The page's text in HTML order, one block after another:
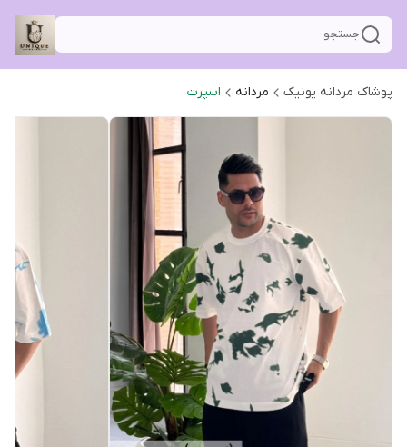
جستجو
پوشاک مردانه یونیک مردانه اسپرت